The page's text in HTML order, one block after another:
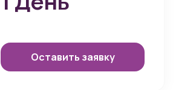
Оставить заявку